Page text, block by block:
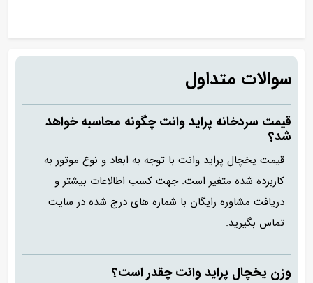
سوالات متداول
قیمت سردخانه پراید وانت چگونه محاسبه خواهد
شد؟
قیمت یخچال پراید وانت با توجه به ابعاد و نوع موتور به
کاربرده شده متغیر است. جهت کسب اطالاعات بیشتر و
دریافت مشاوره رایگان با شماره های درج شده در سایت
تماس بگیرید.
وزن یخچال پراید وانت چقدر است؟